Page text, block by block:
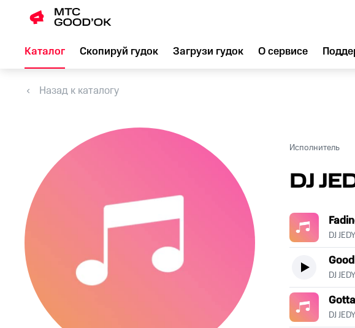
Каталог Скопируй гудок Загрузи гудок О сервисе
Назад к каталогу
Исполнитель
DJ
DJ JEDY
DJ JEDY
DJ JEDY